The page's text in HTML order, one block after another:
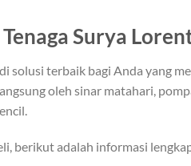
Surya
solusi terbaik bagi Anda yang
oleh sinar matahari,
berikut adalah informasi